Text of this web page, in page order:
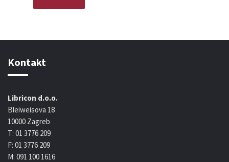
Kontakt
Libricon d.o.o.
Bleiweisova 18
10000 Zagreb
T: 01 3776 209
F: 01 3776 209
M: 091 100 1616